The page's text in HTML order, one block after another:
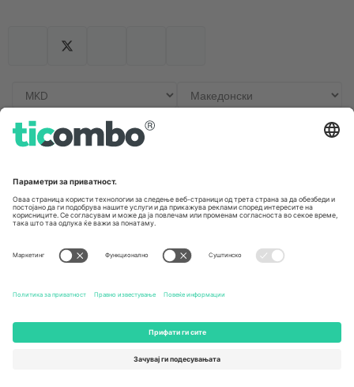
Канцеларии и поддршка
Germany
Unter den Linden 24, 10117
Berlin, Germany
167 City Road, London, Greater
131 Continental Dr, Suite 305,
Dorfstrasse 52a, 6390
United Arab Emirates